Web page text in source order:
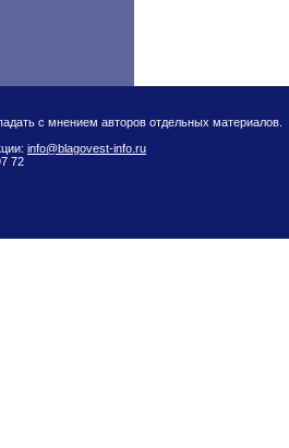
с мнением авторов отдельных материалов.
info@blagovest-info.ru
72